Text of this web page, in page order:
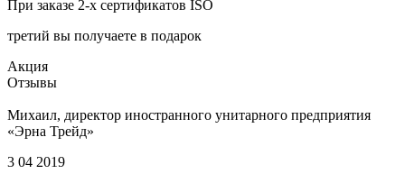
При заказе 2-х сертификатов ISO
третий вы получаете в подарок
Акция
Отзывы
Михаил, директор иностранного унитарного предприятия
«Эрна Трейд»
3 04 2019